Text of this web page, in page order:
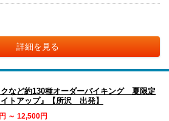
詳細を見る
クなど約130種オーダーバイキング 夏限定
トアップ』【所沢 出発】
～ 12,500円